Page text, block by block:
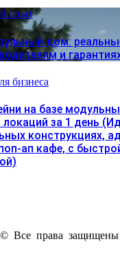
опыт
дом:
и
бизнеса
на базе
за 1 день
конструкциях,
ап кафе, с
© Все права защищены